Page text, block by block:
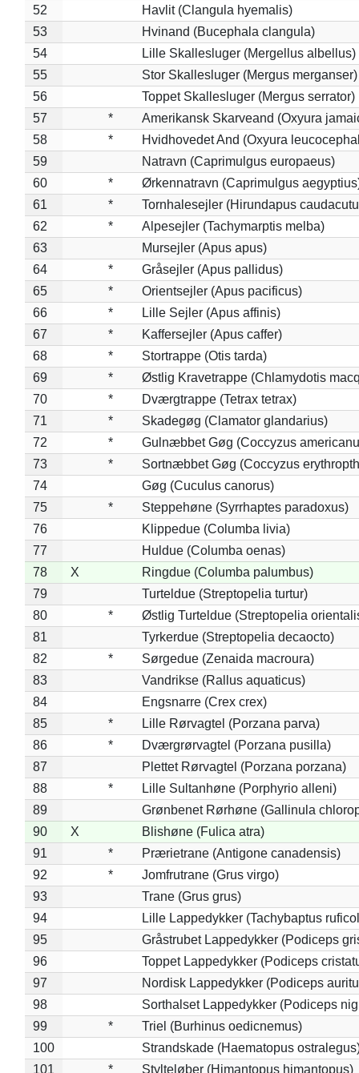
52
Havlit (Clangula hyemalis)
53
Hvinand (Bucephala clangula)
54
Lille Skallesluger (Mergellus albellus)
55
Stor Skallesluger (Mergus merganser)
56
Toppet Skallesluger (Mergus serrator)
57
*
Amerikansk Skarveand (Oxyura
58
*
Hvidhovedet And (Oxyura
59
Natravn (Caprimulgus europaeus)
60
*
Ørkennatravn (Caprimulgus
61
*
Tornhalesejler (Hirundapus
62
*
Alpesejler (Tachymarptis melba)
63
Mursejler (Apus apus)
64
*
Gråsejler (Apus pallidus)
65
*
Orientsejler (Apus pacificus)
66
*
Lille Sejler (Apus affinis)
67
*
Kaffersejler (Apus caffer)
68
*
Stortrappe (Otis tarda)
69
*
Østlig Kravetrappe (Chlamydotis
70
*
Dværgtrappe (Tetrax tetrax)
71
*
Skadegøg (Clamator glandarius)
72
*
Gulnæbbet Gøg (Coccyzus
73
*
Sortnæbbet Gøg (Coccyzus
74
Gøg (Cuculus canorus)
75
*
Steppehøne (Syrrhaptes paradoxus)
76
Klippedue (Columba livia)
77
Huldue (Columba oenas)
78
X
Ringdue (Columba palumbus)
79
Turteldue (Streptopelia turtur)
80
*
Østlig Turteldue (Streptopelia
81
Tyrkerdue (Streptopelia decaocto)
82
*
Sørgedue (Zenaida macroura)
83
Vandrikse (Rallus aquaticus)
84
Engsnarre (Crex crex)
85
*
Lille Rørvagtel (Porzana parva)
86
*
Dværgrørvagtel (Porzana pusilla)
87
Plettet Rørvagtel (Porzana porzana)
88
*
Lille Sultanhøne (Porphyrio alleni)
89
Grønbenet Rørhøne (Gallinula
90
X
Blishøne (Fulica atra)
91
*
Prærietrane (Antigone canadensis)
92
*
Jomfrutrane (Grus virgo)
93
Trane (Grus grus)
94
Lille Lappedykker (Tachybaptus
95
Gråstrubet Lappedykker (Podiceps
96
Toppet Lappedykker (Podiceps
97
Nordisk Lappedykker (Podiceps
98
Sorthalset Lappedykker (Podiceps
99
*
Triel (Burhinus oedicnemus)
100
Strandskade (Haematopus
101
* Stylteløber (Himantopus himantopus)